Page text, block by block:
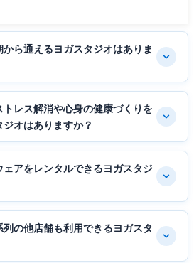
ら通えるヨガスタジオはありま
レス解消や心身の健康づくりを
オはありますか？
アをレンタルできるヨガスタジ
の他店舗も利用できるヨガスタ